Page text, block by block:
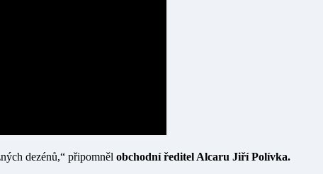
dezénů,“ připomněl obchodní ředitel Alcaru Jiří Polívka.